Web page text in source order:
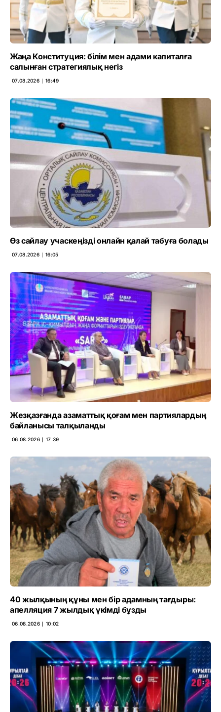
Жаңа Конституция: білім мен адами капиталға
салынған стратегиялық негіз
07.08.2026 ∣ 16:49
Өз сайлау учаскеңізді онлайн қалай табуға болады
07.08.2026 ∣ 16:05
Жезқазғанда азаматтық қоғам мен партиялардың
байланысы талқыланды
06.08.2026 ∣ 17:39
40 жылқының құны мен бір адамның тағдыры:
апелляция 7 жылдық үкімді бұзды
06.08.2026 ∣ 10:02